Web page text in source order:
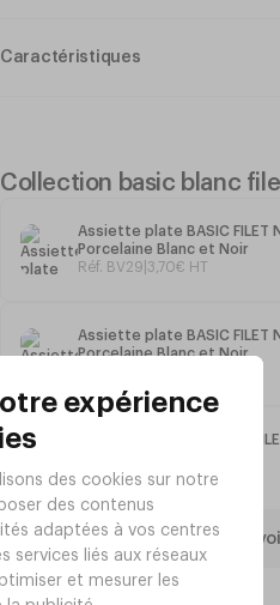
Caractéristiques
Contact alimentaire
Contenance : 62 cl
Collection basic blanc
Assiette plate BASIC FILET
Porcelaine Blanc et Noir
Réf. BV29 3 70€ HT
Assiette plate BASIC FILET
Porcelaine Blanc et Noir
Assiette dessert BASIC
Réf. BV31| 2,20 € HT
Tout